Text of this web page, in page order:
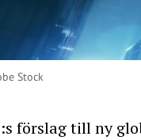
Stock
förslag till ny